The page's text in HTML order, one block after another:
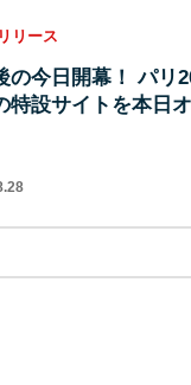
リース
の今日開幕！ パリ
特設サイトを本日